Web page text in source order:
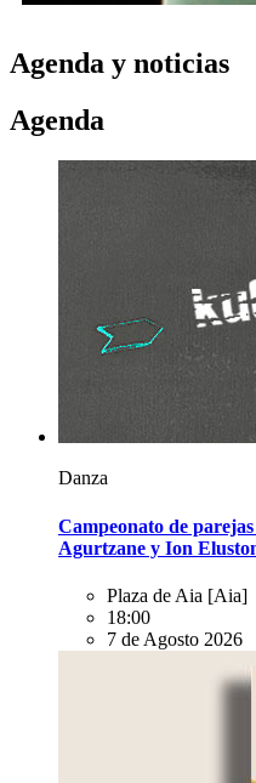
Agenda y noticias
Agenda
Danza
Campeonato de
Agurtzane y Ion
Plaza de Aia [Aia]
18:00
7 de Agosto 2026